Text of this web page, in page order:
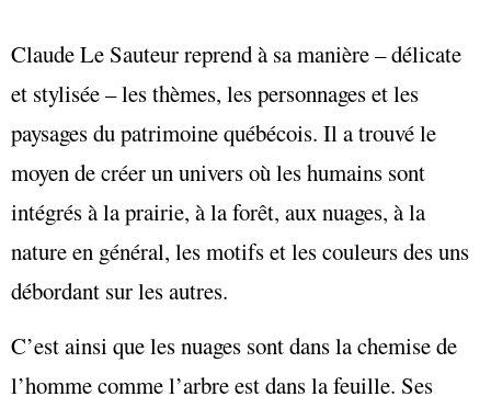
Claude Le Sauteur reprend à sa manière – délicate
et stylisée – les thèmes, les personnages et les
paysages du patrimoine québécois. Il a trouvé le
moyen de créer un univers où les humains sont
intégrés à la prairie, à la forêt, aux nuages, à la
nature en général, les motifs et les couleurs des uns
débordant sur les autres.
C’est ainsi que les nuages sont dans la chemise de
l’homme comme l’arbre est dans la feuille. Ses